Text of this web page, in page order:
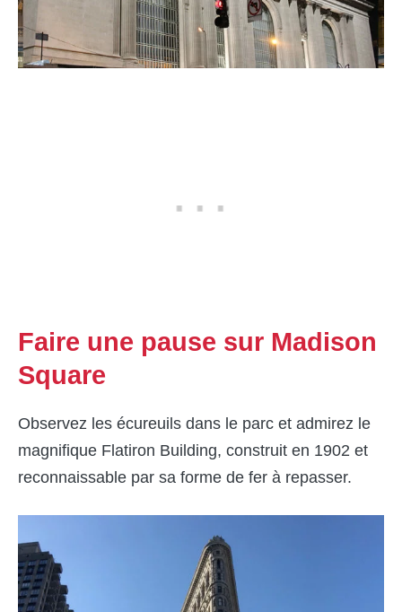
Faire une pause sur Madison
Square
Observez les écureuils dans le parc et admirez le
magnifique Flatiron Building, construit en 1902 et
reconnaissable par sa forme de fer à repasser.